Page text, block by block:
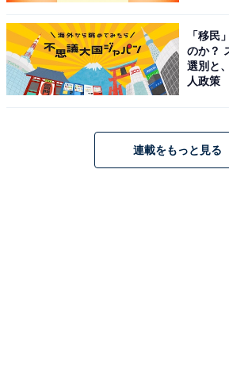
「移民
のか？
選別と
人政策
連載をもっと見る